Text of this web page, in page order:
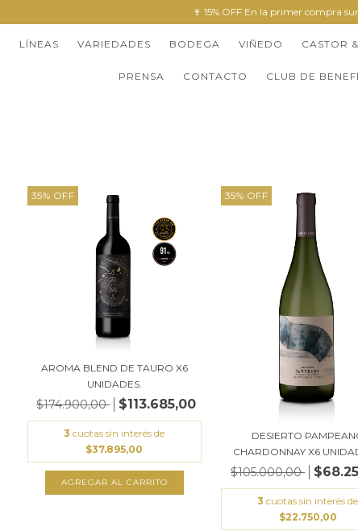
🍷 15% OFF En la primer compra
LÍNEAS VARIEDADES BODEGA VIÑEDO CASTOR
PRENSA CONTACTO CLUB DE
35% OFF
AROMA BLEND DE TAURO X6
UNIDADES.
$174.900,00 $113.685,00
3 cuotas sin interés de
$37.895,00
AGREGAR AL CARRITO
35% OFF
DESIERTO
CHARDONNAY X6
$105.000,00
3 cuotas sin interés de
$22.750,00